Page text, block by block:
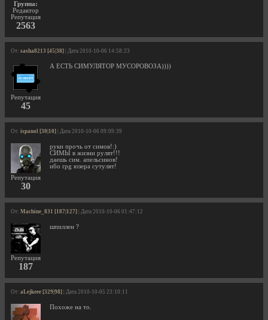
Группа:
Редактор
Репутация
2563
От: sasha8213 [45|38] | Дата 2010-10-06 14:58:23
Репутация
45
А ЕСТЬ СИМУЛЯТОР МУСОРОВОЗА))))
От: ispanol [30|10] | Дата 2010-10-06 09:09:39
Репутация
30
руки прочь от симов!:)
СИМЫ в жизни рулят!!!
даешь сим. апельсинов!
ибо rpg юзера сутулят!
От: Machine_831 [187|127] | Дата 2010-10-06 01:47:12
Репутация
187
шпиллен ?
От: aLejkeee [329|98] | Дата 2010-10-05 23:10:11
Похоже на то.